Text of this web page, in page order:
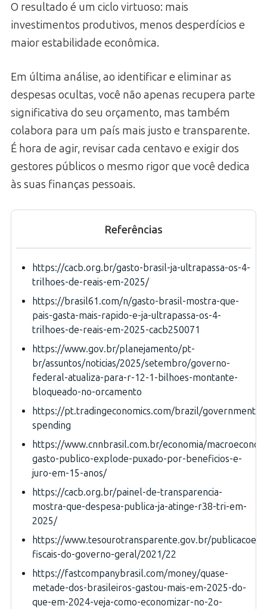
O resultado é um ciclo virtuoso: mais
investimentos produtivos, menos desperdícios e
maior estabilidade econômica.
Em última análise, ao identificar e eliminar as
despesas ocultas, você não apenas recupera parte
significativa do seu orçamento, mas também
colabora para um país mais justo e transparente.
É hora de agir, revisar cada centavo e exigir dos
gestores públicos o mesmo rigor que você dedica
às suas finanças pessoais.
Referências
https://cacb.org.br/gasto-brasil-ja-ultrapassa-os-4-
trilhoes-de-reais-em-2025/
https://brasil61.com/n/gasto-brasil-mostra-que-
pais-gasta-mais-rapido-e-ja-ultrapassa-os-4-
trilhoes-de-reais-em-2025-cacb250071
https://www.gov.br/planejamento/pt-
br/assuntos/noticias/2025/setembro/governo-
federal-atualiza-para-r-12-1-bilhoes-montante-
bloqueado-no-orcamento
https://pt.tradingeconomics.com/brazil/government-
spending
https://www.cnnbrasil.com.br/economia/
gasto-publico-explode-puxado-por-beneficios-e-
juro-em-15-anos/
https://cacb.org.br/painel-de-transparencia-
mostra-que-despesa-publica-ja-atinge-r38-tri-em-
2025/
https://www.tesourotransparente.gov.br/publicacoes/
fiscais-do-governo-geral/2021/22
https://fastcompanybrasil.com/money/quase-
metade-dos-brasileiros-gastou-mais-em-2025-do-
que-em-2024-veja-como-economizar-no-2o-